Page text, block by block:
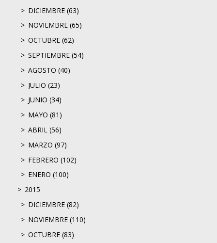
DICIEMBRE (63)
NOVIEMBRE (65)
OCTUBRE (62)
SEPTIEMBRE (54)
AGOSTO (40)
JULIO (23)
JUNIO (34)
MAYO (81)
ABRIL (56)
MARZO (97)
FEBRERO (102)
ENERO (100)
2015
DICIEMBRE (82)
NOVIEMBRE (110)
OCTUBRE (83)